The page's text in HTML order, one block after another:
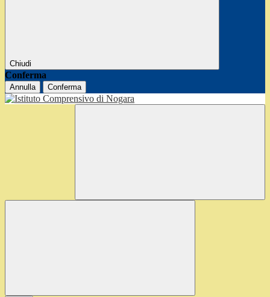
Chiudi
Conferma
Annulla Conferma